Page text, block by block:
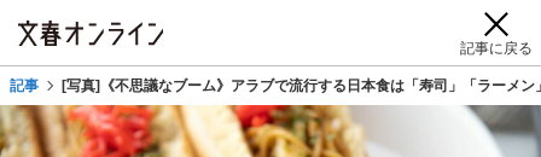
記事に戻る
記事 [写真]《不思議なブーム》アラブで流行する日本食は「寿司」「ラーメ